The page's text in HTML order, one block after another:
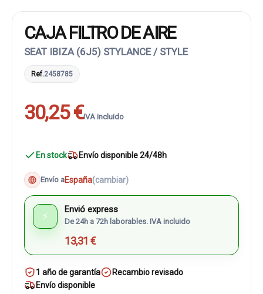
CAJA FILTRO DE AIRE
SEAT IBIZA (6J5) STYLANCE / STYLE
Ref.2458785
30,25 €IVA incluido
En stock Envío disponible 24/48h
Envío aEspaña(cambiar)
⚡
Envió express
De 24h a 72h laborables. IVA incluido
13,31 €
1 año de garantía
Recambio revisado
Envío disponible